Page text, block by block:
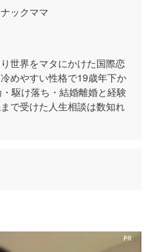
ックママ
世界をマタにかけた国際恋
めやすい性格で19歳年下か
駆け落ち・結婚離婚と経験
で受けた人生相談は数知れ